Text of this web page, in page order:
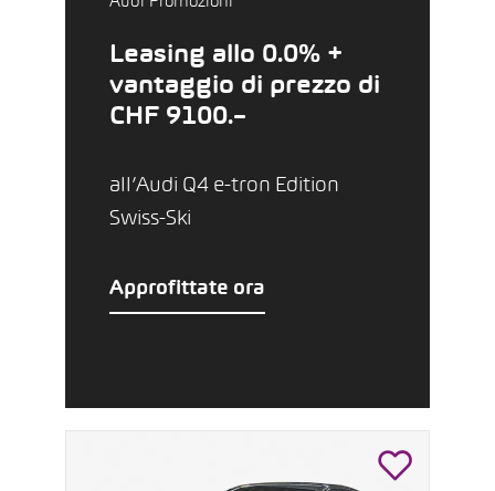
Leasing allo 0.0% +
vantaggio di prezzo di
CHF 9100.–
all’Audi Q4 e-tron Edition
Swiss-Ski
Approfittate ora